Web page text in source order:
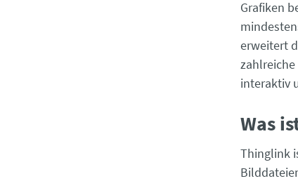
Grafiken
erweitert
interaktiv
Was
Thinglink